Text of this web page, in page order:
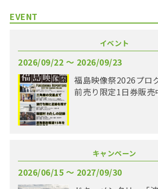
EVENT
イベント
2026/09/22 〜 2026/09/23
福島映像祭2026プロ
前売り限定1日券販売
キャンペーン
2026/06/15 〜 2027/09/30